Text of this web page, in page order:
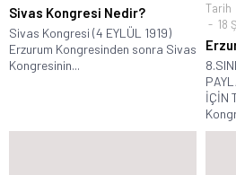
Sivas Kongresi Nedir?
Sivas Kongresi (4 EYLÜL 1919)
Erzurum Kongresinden sonra Sivas
Kongresinin...
Tarih
18
İÇİN